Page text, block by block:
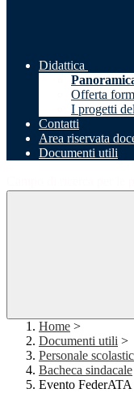
Didattica
Offerta
I progetti
Contatti
Area riservata
Documenti utili
Home >
Documenti utili >
Personale
Bacheca sindacale
Evento FederATA